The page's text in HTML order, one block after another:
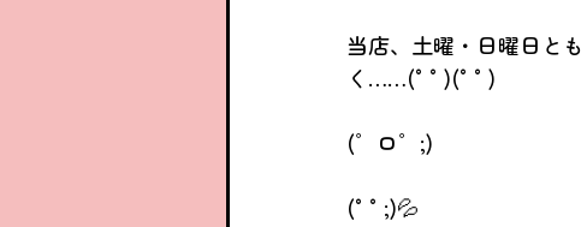
当店、土曜・日曜日と
く……(°°)(°°)
(゜ロ゜;)
(°°;)💦